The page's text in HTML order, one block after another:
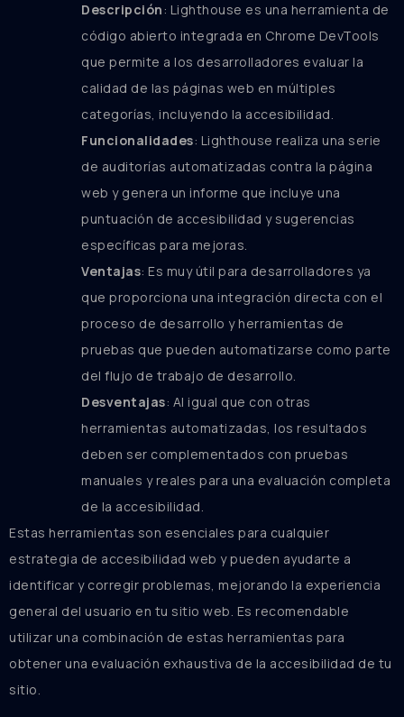
Descripción : Lighthouse es una herramienta de
código abierto integrada en Chrome DevTools
que permite a los desarrolladores evaluar la
calidad de las páginas web en múltiples
categorías, incluyendo la accesibilidad.
Funcionalidades: Lighthouse realiza una serie
de auditorías automatizadas contra la página
web y genera un informe que incluye una
puntuación de accesibilidad y sugerencias
específicas para mejoras.
Ventajas: Es muy útil para desarrolladores ya
que proporciona una integración directa con el
proceso de desarrollo y herramientas de
pruebas que pueden automatizarse como parte
del flujo de trabajo de desarrollo.
Desventajas: Al igual que con otras
herramientas automatizadas, los resultados
deben ser complementados con pruebas
manuales y reales para una evaluación completa
de la accesibilidad.
Estas herramientas son esenciales para cualquier
estrategia de accesibilidad web y pueden ayudarte a
identificar y corregir problemas, mejorando la experiencia
general del usuario en tu sitio web. Es recomendable
utilizar una combinación de estas herramientas para
obtener una evaluación exhaustiva de la accesibilidad de tu
sitio.